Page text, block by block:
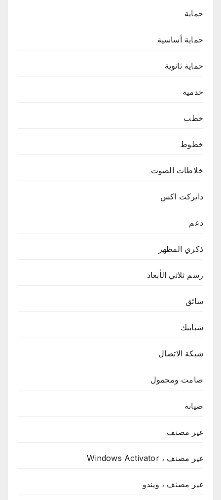
حماية
حماية أساسية
حماية ثانوية
خدمية
خطب
خطوط
خلاطات الصوت
دايركت اكس
دعم
ذكري المظهر
رسم ثلاثي الأبعاد
سائق
شبابيك
شبكة الاتصال
صامت ومحمول
صيانة
غير مصنف
غير مصنف ، Windows Activator
غير مصنف ، ويندو